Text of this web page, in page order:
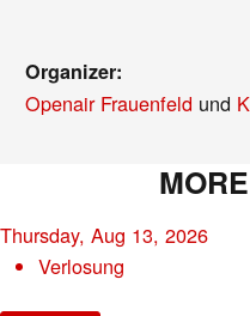
Organizer:
Openair Frauenfeld und
Thursday, Aug 13, 2026
Verlosung